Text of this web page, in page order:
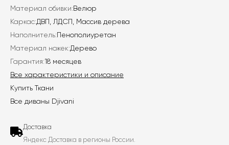
Материал обивки:Велюр
Каркас:ДВП, ЛДСП, Массив дерева
Наполнитель:Пенополиуретан
Материал ножек:Дерево
Гарантия:18 месяцев
Все характеристики и описание
Купить Ткани
Все диваны Djivani
Доставка
Яндекс Доставка в регионы России.